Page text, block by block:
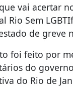
vai acertar
Sem
de greve
foi feito por
do
do Rio de